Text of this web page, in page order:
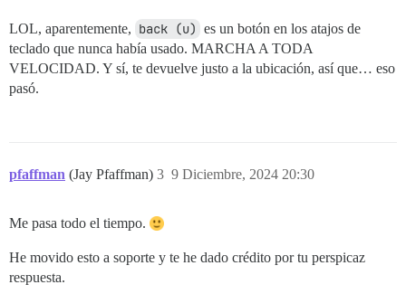
LOL, aparentemente, back (u) es un botón en los atajos de
teclado que nunca había usado. MARCHA A TODA
VELOCIDAD. Y sí, te devuelve justo a la ubicación, así que… eso
pasó.
pfaffman (Jay Pfaffman) 9 Diciembre, 2024 20:30
3
Me pasa todo el tiempo.
He movido esto a soporte y te he dado crédito por tu perspicaz
respuesta.